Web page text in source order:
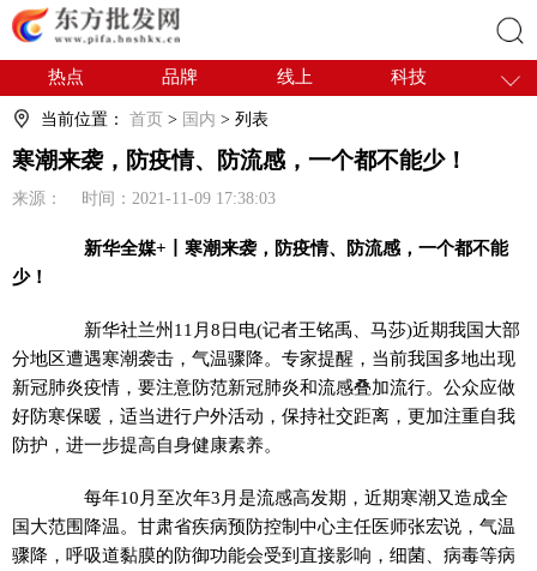
搜索
热点 品牌 线上
科技
干货
电商
会展
国内
当前位置： 首页 > 国内 > 列表
寒潮来袭，防疫情、防流感，一个都不能少！
来源： 时间：2021-11-09 17:38:03
新华全媒+丨寒潮来袭，防疫情、防流感，一个都不能
少！
新华社兰州11月8日电(记者王铭禹、马莎)近期我国大部
分地区遭遇寒潮袭击，气温骤降。专家提醒，当前我国多地出现
新冠肺炎疫情，要注意防范新冠肺炎和流感叠加流行。公众应做
好防寒保暖，适当进行户外活动，保持社交距离，更加注重自我
防护，进一步提高自身健康素养。
每年10月至次年3月是流感高发期，近期寒潮又造成全
国大范围降温。甘肃省疾病预防控制中心主任医师张宏说，气温
骤降，呼吸道黏膜的防御功能会受到直接影响，细菌、病毒等病